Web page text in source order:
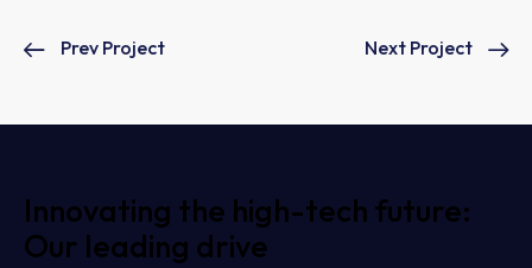
Prev Project Next Project
Innovating the high-tech future:
Our leading drive